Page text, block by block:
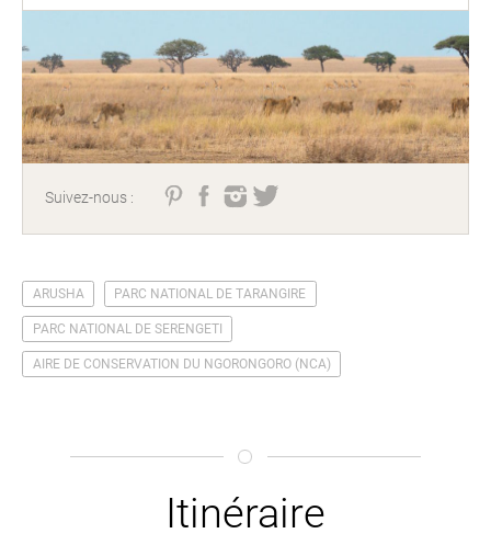
Suivez-nous :
ARUSHA PARC NATIONAL DE TARANGIRE
PARC NATIONAL DE SERENGETI
AIRE DE CONSERVATION DU NGORONGORO (NCA)
Itinéraire